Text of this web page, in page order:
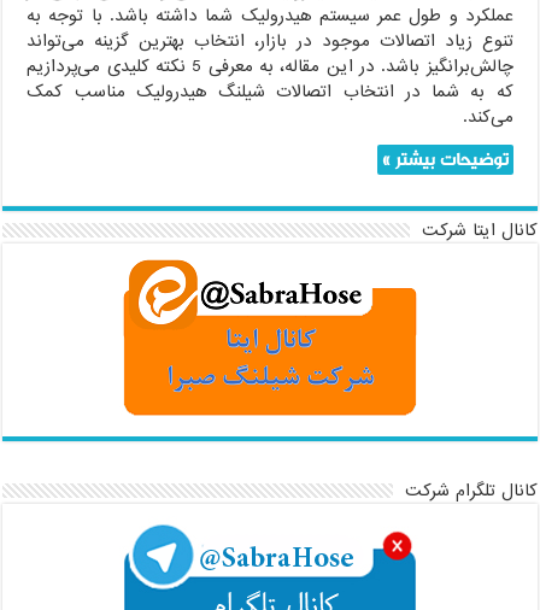
عملکرد و طول عمر سیستم هیدرولیک شما داشته باشد. با توجه به
تنوع زیاد اتصالات موجود در بازار، انتخاب بهترین گزینه می‌تواند
چالش‌برانگیز باشد. در این مقاله، به معرفی 5 نکته کلیدی می‌پردازیم
که به شما در انتخاب اتصالات شیلنگ هیدرولیک مناسب کمک
می‌کند.
توضیحات بیشتر »
کانال ایتا شرکت
کانال تلگرام شرکت